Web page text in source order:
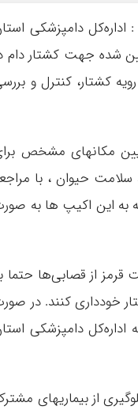
اداره‌کل دامپزشکی
شده جهت کشتار دام
کشتار، کنترل و
مکانهای مشخص
حیوان ، با
به این اکیپ ها به
قرمز از قصابی‌ها حتما
خودداری کنند. در
هرگونه تخلف از خرده فروشی‌ها، می‌توانند موارد لازم را از طریق سامانه ۱۵۱۲ به اداره‌کل
از بیماریهای